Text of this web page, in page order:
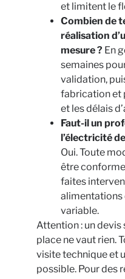
et limitent le
Combien de
réalisation
mesure ? En
semaines
validation,
fabrication et
et les délais
Faut-il un
l’électricité
Oui. Toute
être conforme
faites
alimentations
variable.
Attention : un devis
place ne vaut rien.
visite technique et
possible. Pour des